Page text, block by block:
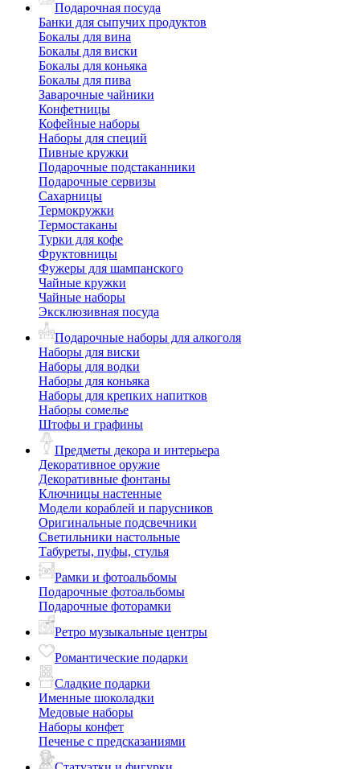
Подарочная посуда
Банки для сыпучих продуктов
Бокалы для вина
Бокалы для виски
Бокалы для коньяка
Бокалы для пива
Заварочные чайники
Конфетницы
Кофейные наборы
Наборы для специй
Пивные кружки
Подарочные подстаканники
Подарочные сервизы
Сахарницы
Термокружки
Термостаканы
Турки для кофе
Фруктовницы
Фужеры для шампанского
Чайные кружки
Чайные наборы
Эксклюзивная посуда
Подарочные наборы для алкоголя
Наборы для виски
Наборы для водки
Наборы для коньяка
Наборы для крепких напитков
Наборы сомелье
Штофы и графины
Предметы декора и интерьера
Декоративное оружие
Декоративные фонтаны
Ключницы настенные
Модели кораблей и парусников
Оригинальные подсвечники
Светильники настольные
Табуреты, пуфы, стулья
Рамки и фотоальбомы
Подарочные фотоальбомы
Подарочные фоторамки
Ретро музыкальные центры
Романтические подарки
Сладкие подарки
Именные шоколадки
Медовые наборы
Наборы конфет
Печенье с предсказаниями